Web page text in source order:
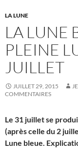
LA LUNE
LA LUNE
PLEINE
JUILLET
JUILLET 29, 2015
COMMENTAIRES
Le 31 juillet se
(après celle du 2
Lune bleue.